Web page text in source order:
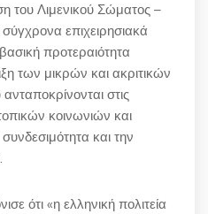
του Λιμενικού Σώματος –
επιχειρησιακά
προτεραιότητα
των μικρών και ακριτικών
στις
κοινωνιών και
και την
ότι «η ελληνική πολιτεία